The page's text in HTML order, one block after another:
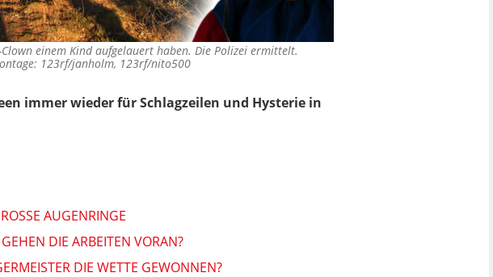
einem Kind aufgelauert haben. Die Polizei ermittelt.
123rf/janholm, 123rf/nito500
immer wieder für Schlagzeilen und Hysterie in
AUGENRINGE
DIE ARBEITEN VORAN?
DIE WETTE GEWONNEN?